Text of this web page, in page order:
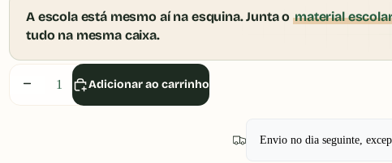
Diminuir
quantidade
Aumentar
A escola está mesmo aí na esquina. Junta omaterial
tudo na mesma caixa.
Adicionar ao carrinho
Envio no dia seguinte,